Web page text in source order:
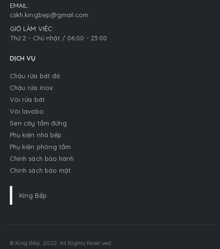
EMAIL:
cskh.kingbep@gmail.com
GIỜ LÀM VIỆC:
Thứ 2 - Chủ nhật / 06:00 - 23:00
DỊCH VỤ
Chậu rửa bát đá
Chậu rửa inox
Vòi rửa bát
Vòi lavabo
Sen cây tắm đứng
Phụ kiện nhà bếp
Phụ kiện phòng tắm
Chính sách bảo hành
Chính sách bảo mật
King Bếp
© King Bếp. 2022. All Rights Reserved